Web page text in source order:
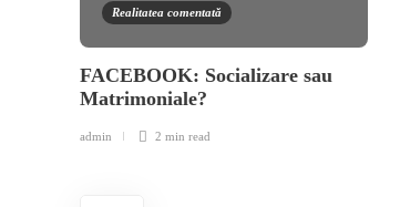
Realitatea comentată
FACEBOOK: Socializare sau
Matrimoniale?
admin 2 min read